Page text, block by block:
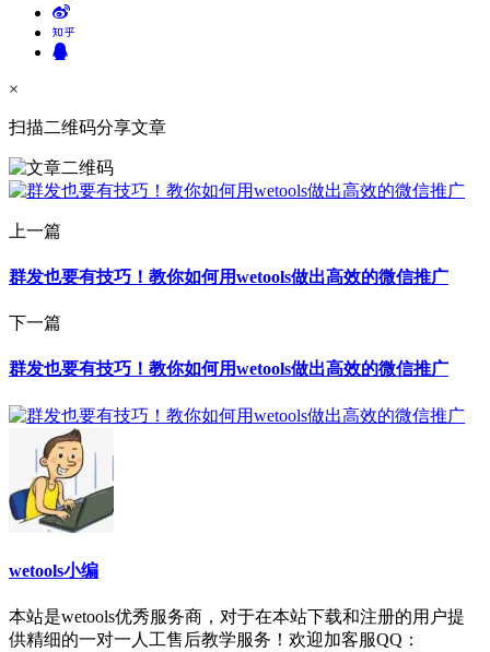
×
扫描二维码分享文章
上一篇
群发也要有技巧！教你如何用wetools做出高效的微信推广
下一篇
群发也要有技巧！教你如何用wetools做出高效的微信推广
wetools小编
本站是wetools优秀服务商，对于在本站下载和注册的用户提
供精细的一对一人工售后教学服务！欢迎加客服QQ：